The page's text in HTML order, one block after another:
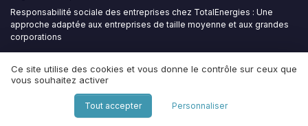
Responsabilité sociale des entreprises chez TotalEnergies : Une
approche adaptée aux entreprises de taille moyenne et aux grandes
corporations
Les derniers articles
Structurer l’organigramme d’un EHPAD : un levier RSE pour la qualité de
Ce site utilise des cookies et vous donne le contrôle sur ceux que
vous souhaitez activer
Tout accepter Personnaliser